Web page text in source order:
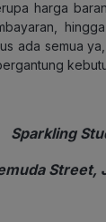
harga
ada semua ya,
Sparkling
Street,